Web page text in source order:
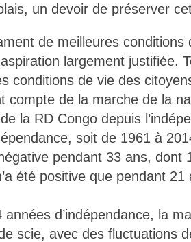
un devoir de préserver
de meilleures conditions
largement justifiée.
conditions de vie des
compte de la marche de la
la RD Congo depuis
soit de 1961 à
pendant 33 ans, dont
été positive que pendant
d’indépendance, la
scie, avec des fluctuations